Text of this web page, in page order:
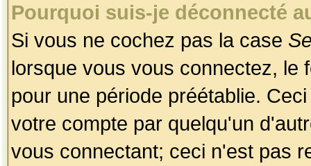
Pourquoi suis-je déconnecté
Si vous ne cochez pas la case
lorsque vous vous connectez, le
pour une période préétablie.
votre compte par quelqu'un
vous connectant; ceci n'est pas